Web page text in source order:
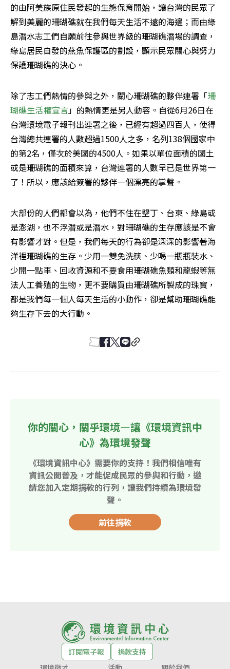
的由阿美族原住民發起的生態保育開始，讓台灣的民眾了
解到美麗的珊瑚礁就在我們每天生活不遠的海邊；而由綠
島潛水志工們自願前往參與世界級的珊瑚礁潛場的調查，
綠島居民自發的燕魚保護區的劃設，顯示民眾關心與努力
保護珊瑚礁的決心。
除了志工們熱情的參與之外，關心珊瑚礁的夥伴連署「珊
瑚礁生活權宣言」的熱情更是另人動容。自從6月26日在
台灣環境電子報刊出連署之後，已經有超過四百人，使得
台灣總共連署的人數超過1500人之多，名列138個國家中
的第2名，僅次於美國的4500人。如果以單位面積的國土
或是珊瑚礁的面積來算，台灣連署的人數早已是世界第一
了！所以，應該給簽署的夥伴一個漂亮的掌聲。
大部份的人們都會以為，他們不住在墾丁、台東、綠島或
是澎湖，也不浮潛或是潛水，對珊瑚礁的生存應該是不會
有影響才對。但是，我們每天的行為卻是深深的影響著海
洋裡珊瑚礁的生存。少用一雙免洗筷、少喝一瓶瓶裝水、
少開一點車、回收資源和不要食用珊瑚礁魚類和龍蝦等無
法人工養殖的生物，更不要購買由珊瑚礁所製成的珠寶，
都是我們每一個人每天生活的小動作，卻是幫助珊瑚礁能
夠生存下去的大行動。
你的關心，關乎環境—讓《環境資訊中
心》為環境發聲
《環境資訊中心》需要你的支持！我們相信唯有
資訊公開普及，才能促成民眾的參與和行動，邀
請您加入定期捐款的行列，讓我們持續為環境發
聲。
前往捐款
訂閱電子報
捐款支持